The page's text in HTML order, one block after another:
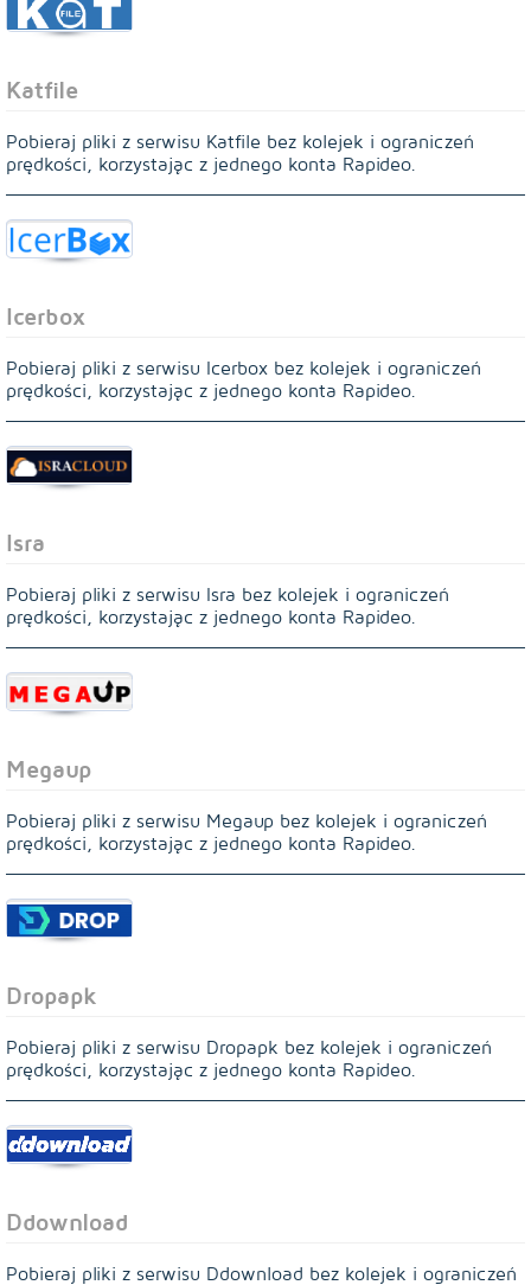
Katfile
Pobieraj pliki z serwisu Katfile bez kolejek i ograniczeń
prędkości, korzystając z jednego konta Rapideo.
Icerbox
Pobieraj pliki z serwisu Icerbox bez kolejek i ograniczeń
prędkości, korzystając z jednego konta Rapideo.
Isra
Pobieraj pliki z serwisu Isra bez kolejek i ograniczeń
prędkości, korzystając z jednego konta Rapideo.
Megaup
Pobieraj pliki z serwisu Megaup bez kolejek i ograniczeń
prędkości, korzystając z jednego konta Rapideo.
Dropapk
Pobieraj pliki z serwisu Dropapk bez kolejek i ograniczeń
prędkości, korzystając z jednego konta Rapideo.
Ddownload
Pobieraj pliki z serwisu Ddownload bez kolejek i ograniczeń